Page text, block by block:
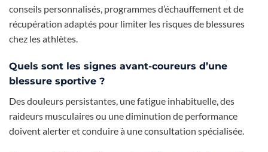
conseils personnalisés, programmes d’échauffement et de
récupération adaptés pour limiter les risques de blessures
chez les athlètes.
Quels sont les signes avant-coureurs d’une
blessure sportive ?
Des douleurs persistantes, une fatigue inhabituelle, des
raideurs musculaires ou une diminution de performance
doivent alerter et conduire à une consultation spécialisée.